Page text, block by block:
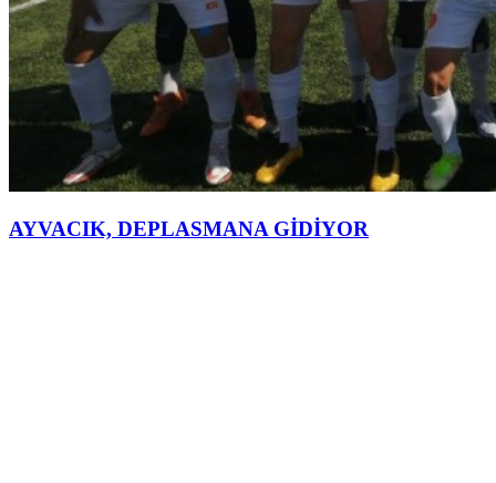
AYVACIK, DEPLASMANA GİDİYOR